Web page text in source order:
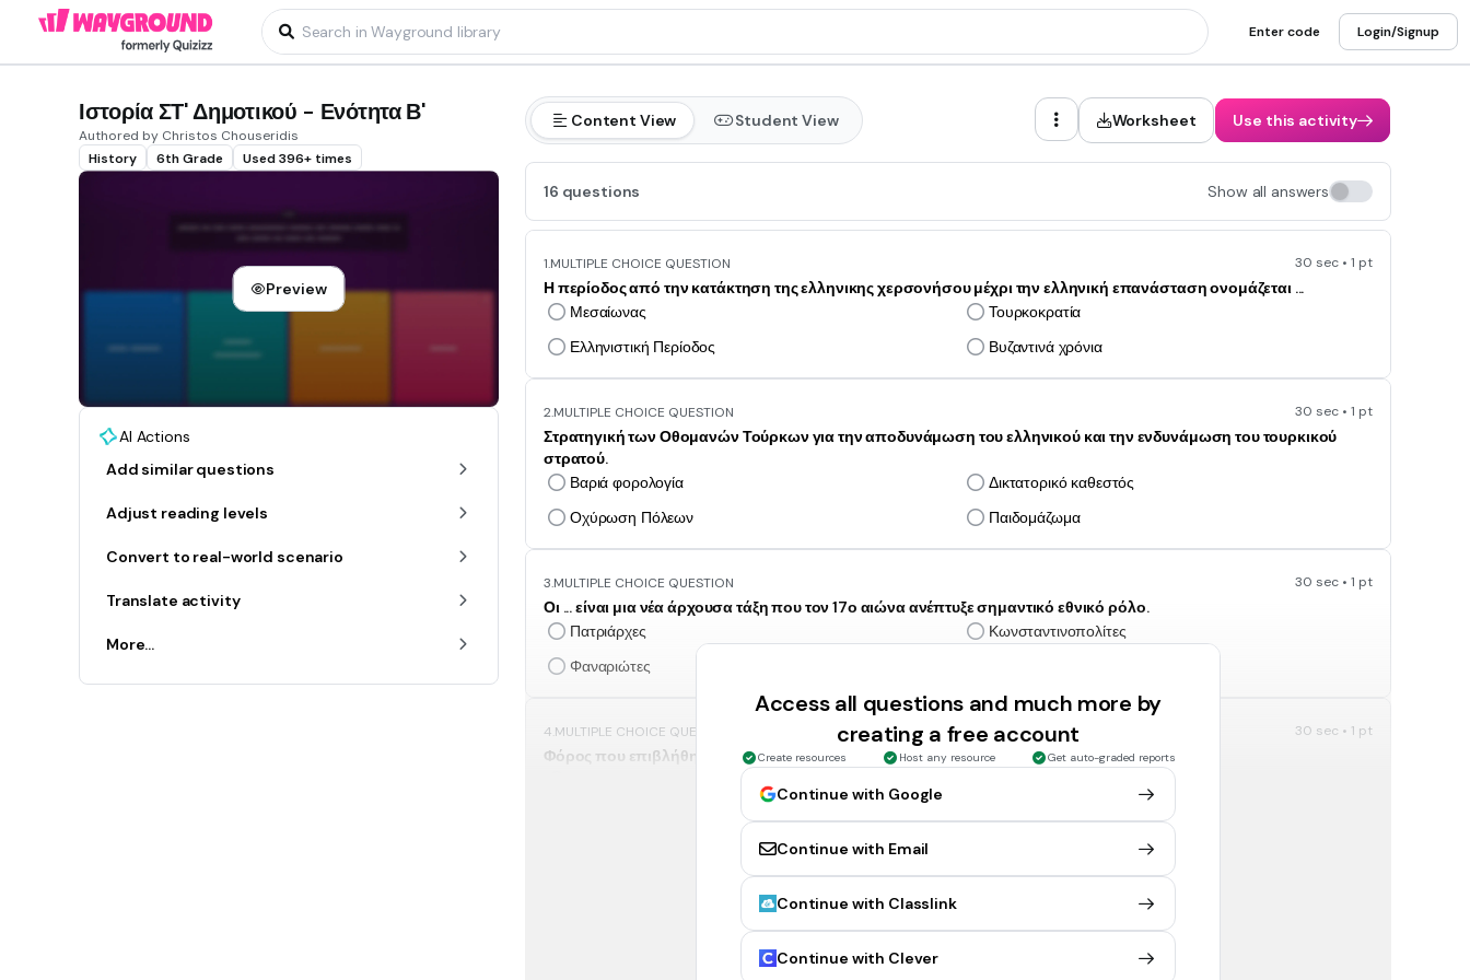
Enter code Login/Signup
Ιστορία ΣΤ' Δημοτικού - Ενότητα Β'
Authored by Christos Chouseridis
History
6th Grade Used 396+ times
Preview
AI Actions
Add similar questions
Adjust reading levels
Convert to real-world scenario
Translate activity
More...
Content View Student View Worksheet Use this activity
16 questions Show all answers
1.MULTIPLE CHOICE QUESTION 30 sec • 1 pt
Η περίοδος από την κατάκτηση της ελληνικης χερσονήσου μέχρι την ελληνική επανάσταση ονομάζεται ...
Μεσαίωνας
Τουρκοκρατία
Ελληνιστική Περίοδος
Βυζαντινά χρόνια
2.MULTIPLE CHOICE QUESTION 30 sec • 1 pt
Στρατηγική των Οθομανών Τούρκων για την αποδυνάμωση του ελληνικού και την ενδυνάμωση του τουρκικού
στρατού.
Βαριά φορολογία
Δικτατορικό καθεστός
Οχύρωση Πόλεων
Παιδομάζωμα
3.MULTIPLE CHOICE QUESTION 30 sec • 1 pt
Οι ... είναι μια νέα άρχουσα τάξη που τον 17ο αιώνα ανέπτυξε σημαντικό εθνικό ρόλο.
Πατριάρχες
Κωνσταντινοπολίτες
Φαναριώτες
4. MULTIPLE CHOICE QUESTION 30 sec • 1 pt
Φόρος που επιβλήθηκε από τους Οθωμανούς Τούρκους για τη χρήση της γης.
Τι από τα παρακάτω ΔΕΝ είχαν οι Φαναριώτες;
Γνώσεις ξένων γλωσσών
Access all questions and much more by
creating a free account
Create resources Host any resource Get auto-graded reports
Continue with Google
Continue with Email
Continue with Classlink
Continue with Clever